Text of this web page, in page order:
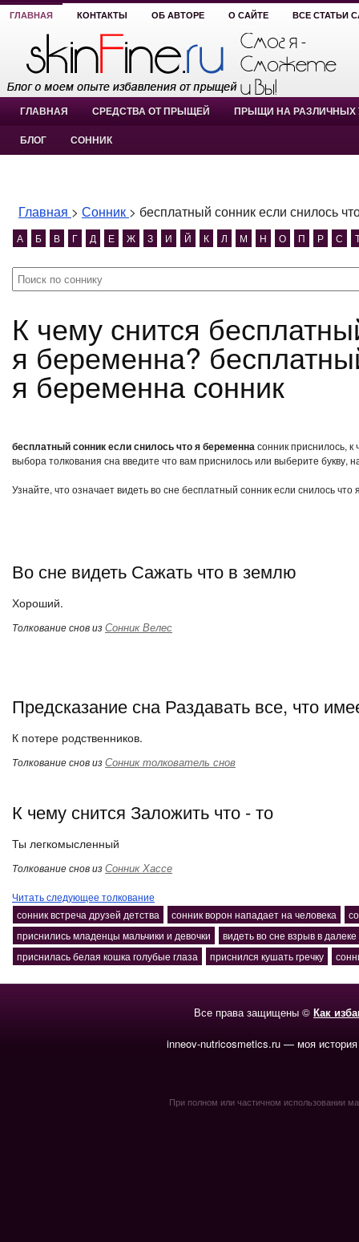
ГЛАВНАЯ КОНТАКТЫ ОБ АВТОРЕ О САЙТЕ ВСЕ СТАТЬИ
ГЛАВНАЯ СРЕДСТВА ОТ ПРЫЩЕЙ ПРЫЩИ НА РАЗЛИЧНЫХ
БЛОГ СОННИК
Главная > Сонник > бесплатный сонник если снилось
А Б В Г Д Е Ж З И Й К Л М Н О П Р С
К чему снится бесплатный сонник если снилось что
я беременна?
я беременна сонник
бесплатный сонник если снилось что я беременнасонник приснилось,
выбора толкования сна введите что вам приснилось или выберите букву,
Узнайте, что означает видеть во сне бесплатный сонник если снилось
Во сне видеть Сажать что в землю
Хороший.
Толкование снов изСонник Велес
Предсказание сна Раздавать все, что
К потере родственников.
Толкование снов изСонник толкователь снов
К чему снится Заложить что - то
Ты легкомысленный
Толкование снов изСонник Хассе
Читать следующее толкование
сонник встреча друзей детства
сонник ворон нападает на человека
приснились младенцы мальчики и девочки
видеть во сне взрыв в далеке
приснилась белая кошка голубые глаза
приснился кушать гречку
Все права защищены © Как
inneov-nutricosmetics.ru — моя
При полном или частичном использовании